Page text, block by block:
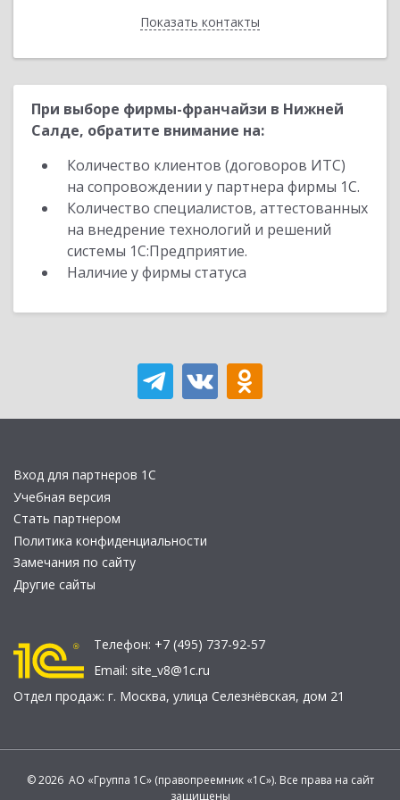
Показать контакты
Назад
При выборе фирмы-франчайзи в Нижней
Салде, обратите внимание на:
Количество клиентов (договоров ИТС)
на сопровождении у партнера фирмы 1С.
Количество специалистов, аттестованных
на внедрение технологий и решений
системы 1С:Предприятие.
Наличие у фирмы статуса
Вход для партнеров 1С
Учебная версия
Стать партнером
Политика конфиденциальности
Замечания по сайту
Другие сайты
Телефон: +7 (495) 737-92-57
Email: site_v8@1c.ru
Отдел продаж: г. Москва, улица Селезнёвская, дом 21
© 2026 АО «Группа 1С» (правопреемник «1С»). Все права на сайт
защищены